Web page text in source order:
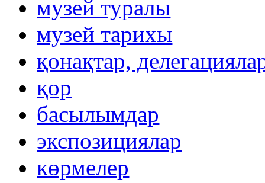
музей туралы
музей тарихы
қонақтар,
қор
басылымдар
экспозициялар
көрмелер